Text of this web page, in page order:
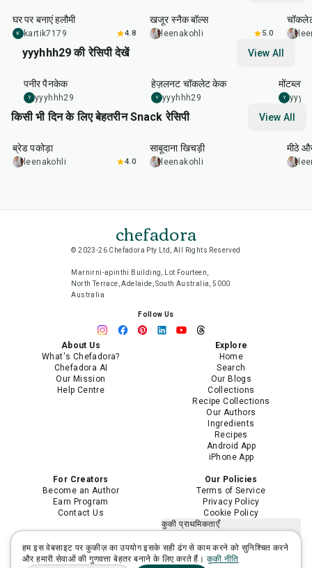
घर पर बनाएं हलौमी
K kartik7179 4.8
खजूर स्नैक बॉल्स
leenakohli 5.0
yyyhhh29 की रेसिपी देखें View All
15
पनीर पैनकेक
Y yyyhhh29
हेज़लनट चॉकलेट केक
Y yyyhhh29 Y
किसी भी दिन के लिए बेहतरीन Snack रेसिपी View All
15
ब्रेड पकोड़ा
leenakohli 4.0
hr 20
साबूदाना खिचड़ी
leenakohli
मीठे
chefadora
© 2023-26 Chefadora Pty Ltd, All Rights Reserved
Marnirni-apinthi Building, Lot Fourteen,
North Terrace, Adelaide, South Australia, 5000
Australia
Follow Us
About Us
What's Chefadora?
Chefadora AI
Our Mission
Help Centre
Explore
Home
Search
Our Blogs
Collections
Recipe Collections
Our Authors
Ingredients
Recipes
Android App
iPhone App
For Creators
Become an Author
Earn Program
Contact Us
Our Policies
Terms of Service
Privacy Policy
Cookie Policy
कुकी प्राथमिकताएँ
मेरी संवेदनशील निजी जानकारी का उपयोग
सीमित करें
हम इस वेबसाइट पर कुकीज़ का उपयोग इसके सही ढंग से काम करने को सुनिश्चित करने
और हमारी सेवाओं की गुणवत्ता बेहतर बनाने के लिए करते हैं। कुकी नीति